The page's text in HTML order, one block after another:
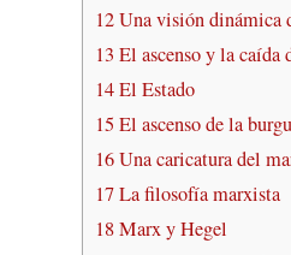
12Una visión dinámica
13 El ascenso y la caída
14El Estado
15 El ascenso de la
16Una caricatura del
17La filosofía marxista
18Marx y Hegel